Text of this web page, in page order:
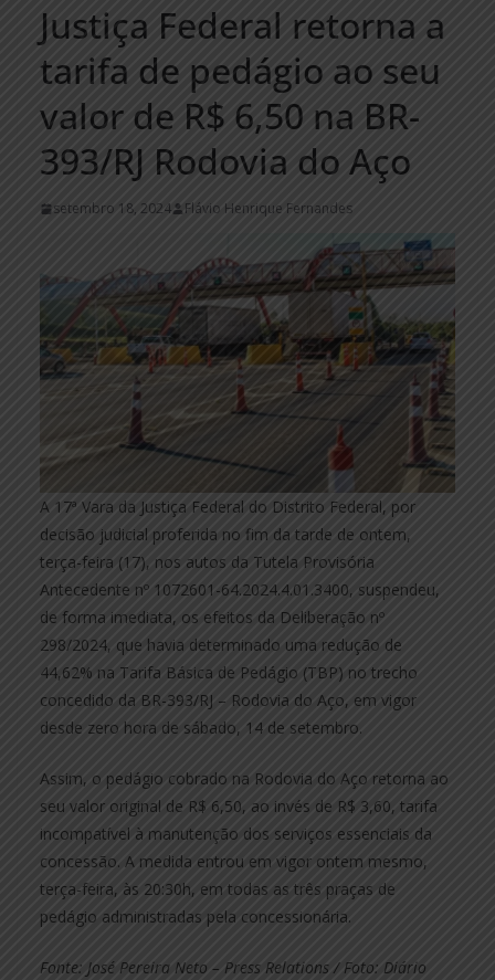
Justiça Federal retorna a
tarifa de pedágio ao seu
valor de R$ 6,50 na BR-
393/RJ Rodovia do Aço
setembro 18, 2024 Flávio Henrique Fernandes
A 17ª Vara da Justiça Federal do Distrito Federal, por
decisão judicial proferida no fim da tarde de ontem,
terça-feira (17), nos autos da Tutela Provisória
Antecedente nº 1072601-64.2024.4.01.3400, suspendeu,
de forma imediata, os efeitos da Deliberação nº
298/2024, que havia determinado uma redução de
44,62% na Tarifa Básica de Pedágio (TBP) no trecho
concedido da BR-393/RJ – Rodovia do Aço, em vigor
desde zero hora de sábado, 14 de setembro.
Assim, o pedágio cobrado na Rodovia do Aço retorna ao
seu valor original de R$ 6,50, ao invés de R$ 3,60, tarifa
incompatível à manutenção dos serviços essenciais da
concessão. A medida entrou em vigor ontem mesmo,
terça-feira, às 20:30h, em todas as três praças de
pedágio administradas pela concessionária.
Fonte: José Pereira Neto – Press Relations / Foto: Diário